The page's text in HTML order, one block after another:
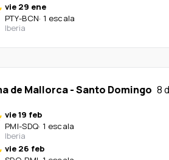
vie 29 ene
PTY-BCN· 1 escala
Iberia
de Mallorca-Santo Domingo 8
vie 19 feb
PMI-SDQ· 1 escala
Iberia
vie 26 feb